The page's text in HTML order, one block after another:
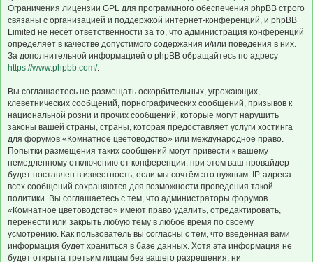
Ограничения лицензии GPL для программного обеспечения phpBB строго
связаны с организацией и поддержкой интернет-конференций, и phpBB
Limited не несёт ответственности за то, что администрация конференций
определяет в качестве допустимого содержания и/или поведения в них.
За дополнительной информацией о phpBB обращайтесь по адресу
https://www.phpbb.com/.
Вы соглашаетесь не размещать оскорбительных, угрожающих,
клеветнических сообщений, порнографических сообщений, призывов к
национальной розни и прочих сообщений, которые могут нарушить
законы вашей страны, страны, которая предоставляет услуги хостинга
для форумов «Комнатное цветоводство» или международное право.
Попытки размещения таких сообщений могут привести к вашему
немедленному отключению от конференции, при этом ваш провайдер
будет поставлен в известность, если мы сочтём это нужным. IP-адреса
всех сообщений сохраняются для возможности проведения такой
политики. Вы соглашаетесь с тем, что администраторы форумов
«Комнатное цветоводство» имеют право удалить, отредактировать,
перенести или закрыть любую тему в любое время по своему
усмотрению. Как пользователь вы согласны с тем, что введённая вами
информация будет храниться в базе данных. Хотя эта информация не
будет открыта третьим лицам без вашего разрешения, ни